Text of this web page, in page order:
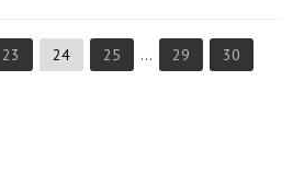
23 24 25 ... 29
30